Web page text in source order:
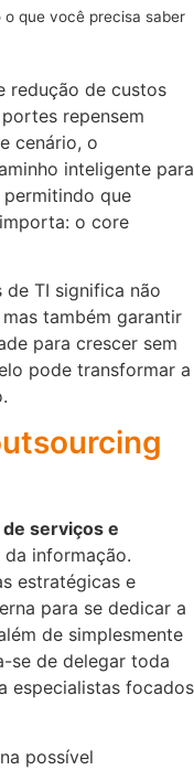
o que você precisa saber
redução de custos
repensem
cenário, o
inteligente para
que
o core
de TI significa não
também garantir
para crescer sem
pode transformar a
serviços e
da informação.
estratégicas e
para se dedicar a
de simplesmente
se de delegar toda
especialistas focados
possível